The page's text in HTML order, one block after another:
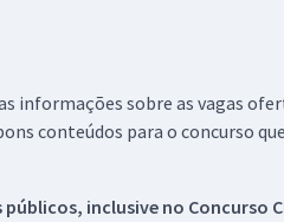
informações sobre as vagas
conteúdos para o concurso
públicos, inclusive no Concurso